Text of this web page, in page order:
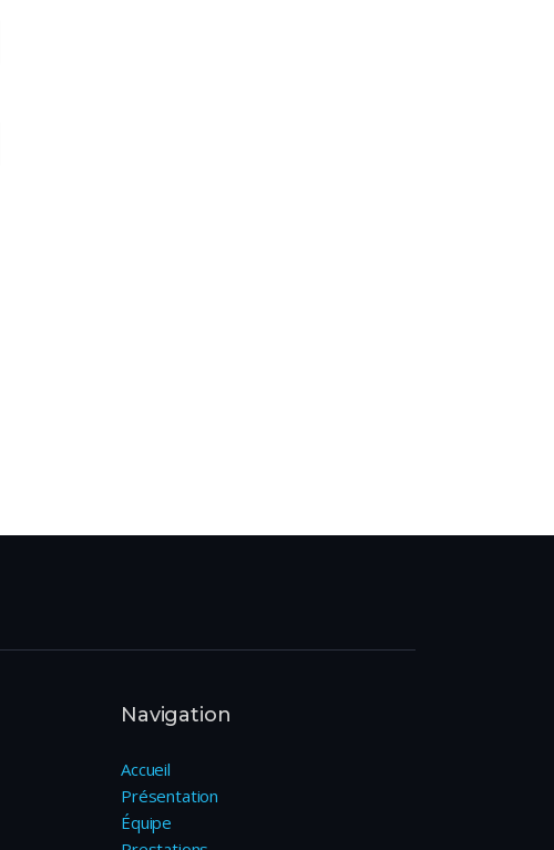
Navigation
Accueil
Présentation
Équipe